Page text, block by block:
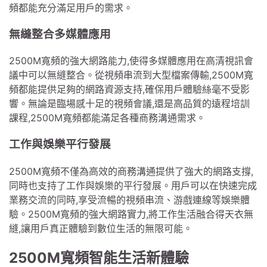
頻都能充分滿足用戶的需求。
無縫整合多媒體應用
2500M寬頻的強大網路能力,使得多媒體應用在高清視訊會
議中可以無縫整合。從視頻串流到大型檔案傳輸,2500M寬
頻都能提供足夠的網路資源支持,確保用戶體驗絲毫不受影
響。無論是臨場感十足的視頻會議,還是高品質的遠程培訓
課程,2500M寬頻都能滿足各種商務溝通需求。
工作與娛樂平行發展
2500M寬頻不僅為高效的商務溝通提供了強大的網路支撐,
同時也支持了工作與娛樂的平行發展。用戶可以在快速完成
業務交流的同時,享受流暢的視頻串流、游戲連線等娛樂體
驗。2500M寬頻的強大網路實力,將工作生活融合得天衣無
縫,讓用戶真正體驗到數位生活的無限可能。
2500M寬頻智能生活新體驗